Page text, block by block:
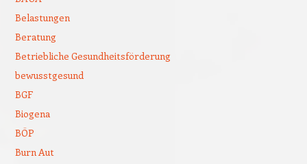
Belastungen
Beratung
Betriebliche Gesundheitsförderung
bewusstgesund
BGF
Biogena
BÖP
Burn Aut